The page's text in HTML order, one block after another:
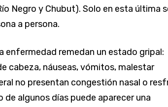
Negro y Chubut). Solo en esta última
a persona.
enfermedad remedan un estado gripal:
cabeza, náuseas, vómitos, malestar
no presentan congestión nasal o
de algunos días puede aparecer una